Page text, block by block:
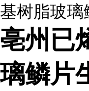
基树脂玻璃
亳州已
璃鳞片